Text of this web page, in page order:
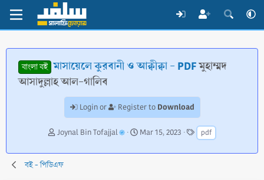
বাংলা বই মাসায়েলে কুরবানী ও আক্বীক্বা - PDFমুহাম্মদ
আসাদুল্লাহ আল-গালিব
Login or Register to Download
T
r
e
Joynal Bin Tofajjal
S
a
Mar 15, 2023
T
a
g
pdf
বই - পিডিএফ